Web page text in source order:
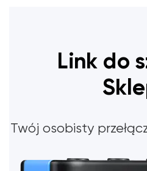
Link do
Twój osobisty